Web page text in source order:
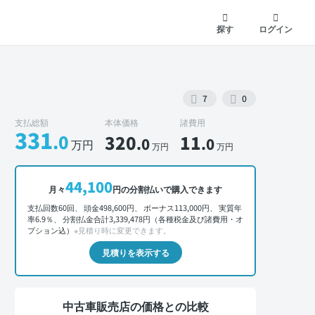
探す ログイン
7 0
支払総額
331.0万円
本体価格
320.0万円
諸費用
11.0万円
月々44,100円の分割払いで購入できます
支払回数60回、 頭金498,600円、 ボーナス113,000円、 実質年
率6.9％、 分割払金合計3,339,478円（各種税金及び諸費用・オ
プション込） ※見積り時に変更できます。
見積りを表示する
中古車販売店の価格との比較